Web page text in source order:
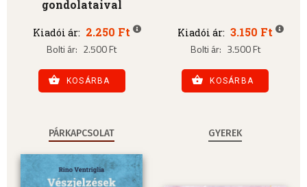
gondolataival
Kiadói ár: 2.250 Ft
Bolti ár: 2.500 Ft
KOSÁRBA
Kiadói ár: 3.150 Ft
Bolti ár: 3.500 Ft
KOSÁRBA
PÁRKAPCSOLAT GYEREK